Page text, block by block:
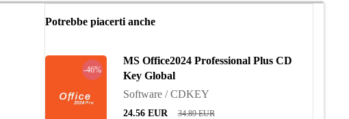
Potrebbe piacerti anche
-46%
MS Office2024 Professional Plus CD
Key Global
Software / CDKEY
24.56 EUR 34.89 EUR